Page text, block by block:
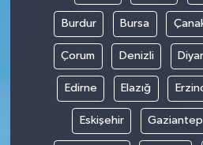
Burdur Bursa
Çorum Denizli
Edirne Elazığ
Eskişehir Gaziantep